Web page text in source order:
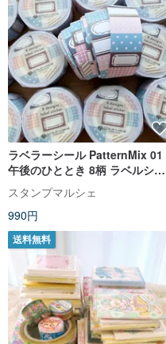
ラベラーシール PatternMix 01
午後のひととき 8柄 ラベルシー
ル ロールシール ブルー ブラウン
ネイビー ピンク lm-01
スタンプマルシェ
990円
送料無料